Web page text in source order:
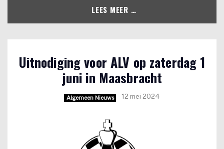
LEES MEER …
Uitnodiging voor ALV op zaterdag 1
juni in Maasbracht
Algemeen Nieuws 12 mei 2024